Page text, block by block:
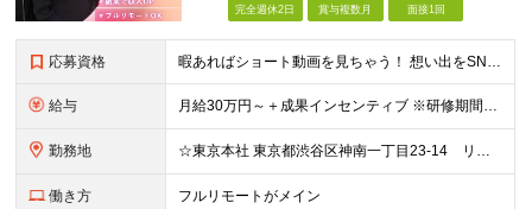
完全週休2日 賞与複数月 面接1回
応募資格 暇あればショート動画を見ちゃう！ 想い出をSNSにアップしちゃう！ 【そんな方が活躍できる会社です！！】 ＝＝＝ 今 の 仕 事 を 続 け て い て も 何 者 に も な れ な い 。
給与 月給30万円～＋成果インセンティブ ※研修期間6カ月間
勤務地 ☆東京本社 東京都渋谷区神南一丁目23-14 リージャス渋谷公園通り7F ☆新宿支社 東京都新宿区西新宿3-7-1 新宿パークタワー N棟30F ☆池袋支社 東京都豊島区南池袋1-16-15 ダイ
働き方 フルリモートがメイン